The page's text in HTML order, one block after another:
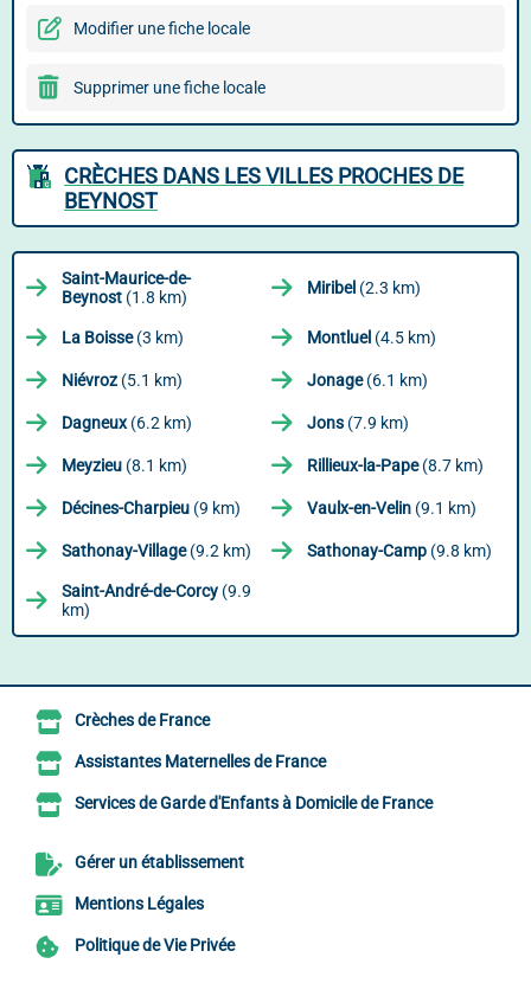
Modifier une fiche locale
Supprimer une fiche locale
CRÈCHES DANS LES VILLES PROCHES DE
BEYNOST
Saint-Maurice-de-
Beynost (1.8 km) Miribel (2.3 km)
La Boisse(3 km) Montluel (4.5 km)
Niévroz (5.1 km) Jonage(6.1 km)
Dagneux(6.2 km) Jons (7.9 km)
Meyzieu (8.1 km) Rillieux-la-Pape(8.7 km)
Décines-Charpieu (9 km) Vaulx-en-Velin (9.1 km)
Sathonay-Village(9.2 km) Sathonay-Camp (9.8 km)
Saint-André-de-Corcy (9.9
km)
Crèches de France
Assistantes Maternelles de France
Services de Garde d'Enfants à Domicile de France
Gérer un établissement
Mentions Légales
Politique de Vie Privée